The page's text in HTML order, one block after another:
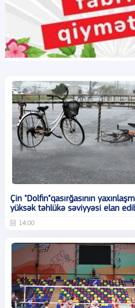
Çin "Dolfin"qasırğasının
yüksək təhlükə səviyyəsi elan
14:00